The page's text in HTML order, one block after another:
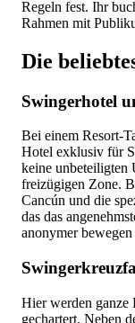
Regeln fest. Ihr
Rahmen mit
Die
Swingerhotel
Bei einem Resort-
Hotel exklusiv für
keine unbeteiligten
freizügigen Zone.
Cancún und die
das das
anonymer
Hier werden ganze
gechartert. Neben